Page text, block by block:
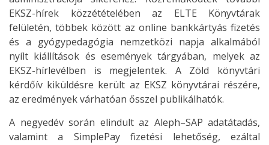
EKSZ-hírek közzétételében az ELTE Könyvtárak
felületén, többek között az online bankkártyás fizetés
és a gyógypedagógia nemzetközi napja alkalmából
nyílt kiállítások és események tárgyában, melyek az
EKSZ-hírlevélben is megjelentek. A Zöld könyvtári
kérdőív kiküldésre került az EKSZ könyvtárai részére,
az eredmények várhatóan ősszel publikálhatók.
A negyedév során elindult az Aleph–SAP adatátadás,
valamint a SimplePay fizetési lehetőség, ezáltal